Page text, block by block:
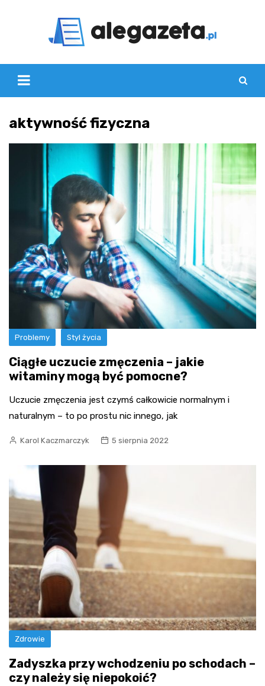
aktywność fizyczna
Problemy Styl życia
Ciągłe uczucie zmęczenia – jakie
witaminy mogą być pomocne?
Uczucie zmęczenia jest czymś całkowicie normalnym i
naturalnym – to po prostu nic innego, jak
Karol Kaczmarczyk 5 sierpnia 2022
Zdrowie
Zadyszka przy wchodzeniu po schodach –
czy należy się niepokoić?